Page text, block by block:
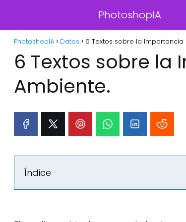
PhotoshopIA
PhotoshopIA Datos 6 Textos sobre la
6 Textos sobre la
Ambiente.
Índice